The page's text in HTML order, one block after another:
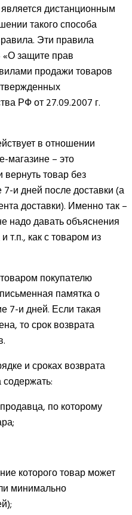
дистанционным
такого способа
Эти правила
«О защите прав
продажи товаров
РФ от 27.09.2007 г.
в отношении
магазине – это
вернуть товар без
и дней после доставки (а
доставки). Именно так –
надо давать объяснения
т.п., как с товаром из
покупателю
памятка о
7-и дней. Если такая
то срок возврата
и сроках возврата
по которому
которого товар может
минимально